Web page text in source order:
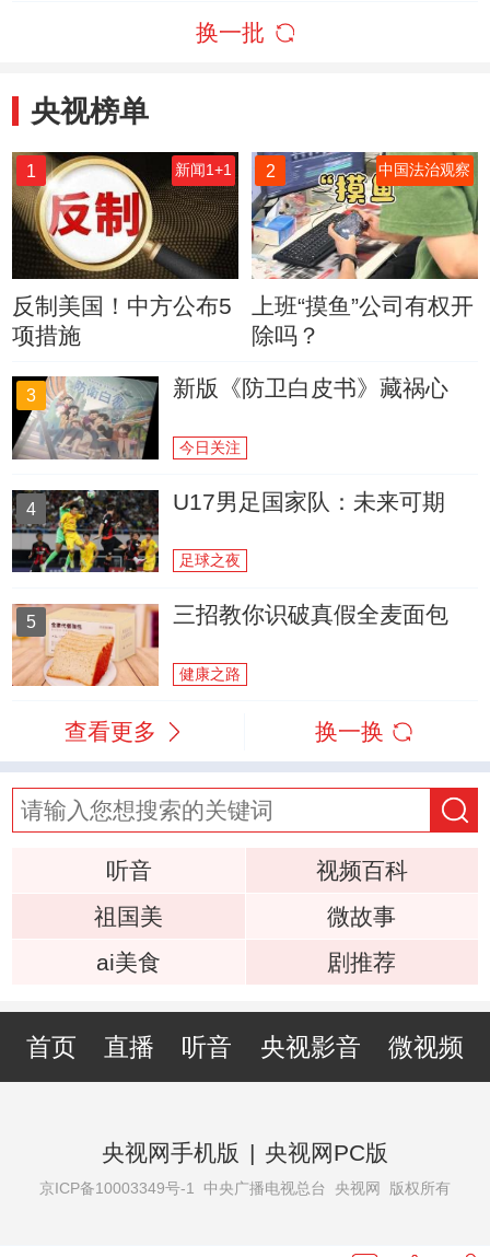
换一批
央视榜单
1 新闻1+1
反制美国！中方公布5
项措施
2 中国法治观察
上班“摸鱼”公司有权开
除吗？
3 新版《防卫白皮书》藏祸心
今日关注
4 U17男足国家队：未来可期
足球之夜
5 三招教你识破真假全麦面包
健康之路
查看更多 换一换
听音
视频百科
祖国美
微故事
ai美食
剧推荐
首页 直播 听音 央视影音 微视频
央视网手机版 | 央视网PC版
京ICP备10003349号-1 中央广播电视总台 央视网 版权所有